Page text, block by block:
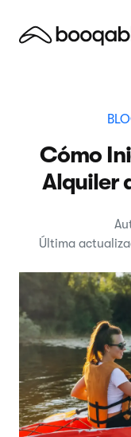
Cómo
Alquiler
Última